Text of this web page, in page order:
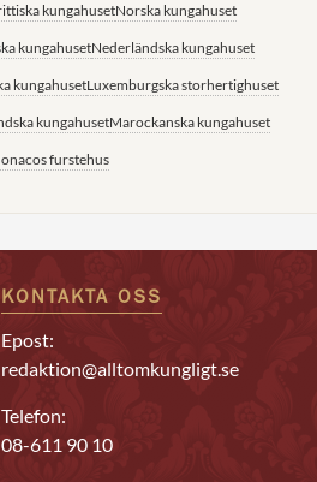
kungahusetNorska kungahuset
kungahusetNederländska kungahuset
kungahusetLuxemburgska storhertighuset
kungahusetMarockanska kungahuset
furstehus
KONTAKTA OSS
Epost:
redaktion@alltomkungligt.se
Telefon:
08-611 90 10